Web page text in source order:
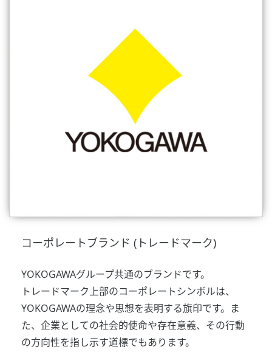
コーポレートブランド (トレードマーク)
YOKOGAWAグループ共通のブランドです。
トレードマーク上部のコーポレートシンボルは、
YOKOGAWAの理念や思想を表明する旗印です。ま
た、企業としての社会的使命や存在意義、その行動
の方向性を指し示す道標でもあります。